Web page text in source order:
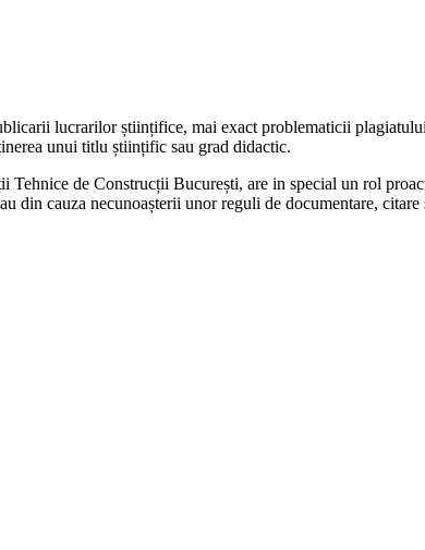
lucrarilor științifice, mai exact problematicii
unui titlu științific sau grad didactic.
de Construcții București, are in special un rol
cauza necunoașterii unor reguli de documentare,